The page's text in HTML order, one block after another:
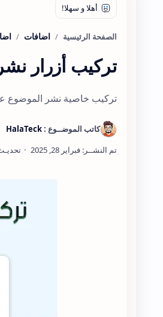
الصفحة الرئيسية اضافات
تركيب أزرار
تركيب خاصية نشر الموضوع